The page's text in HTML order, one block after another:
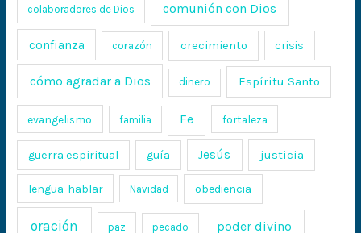
colaboradores de Dios comunión con Dios
confianza corazón crecimiento crisis
cómo agradar a Dios dinero Espíritu Santo
evangelismo familia Fe fortaleza
guerra espiritual guía Jesús justicia
lengua-hablar Navidad obediencia
oración paz pecado poder divino